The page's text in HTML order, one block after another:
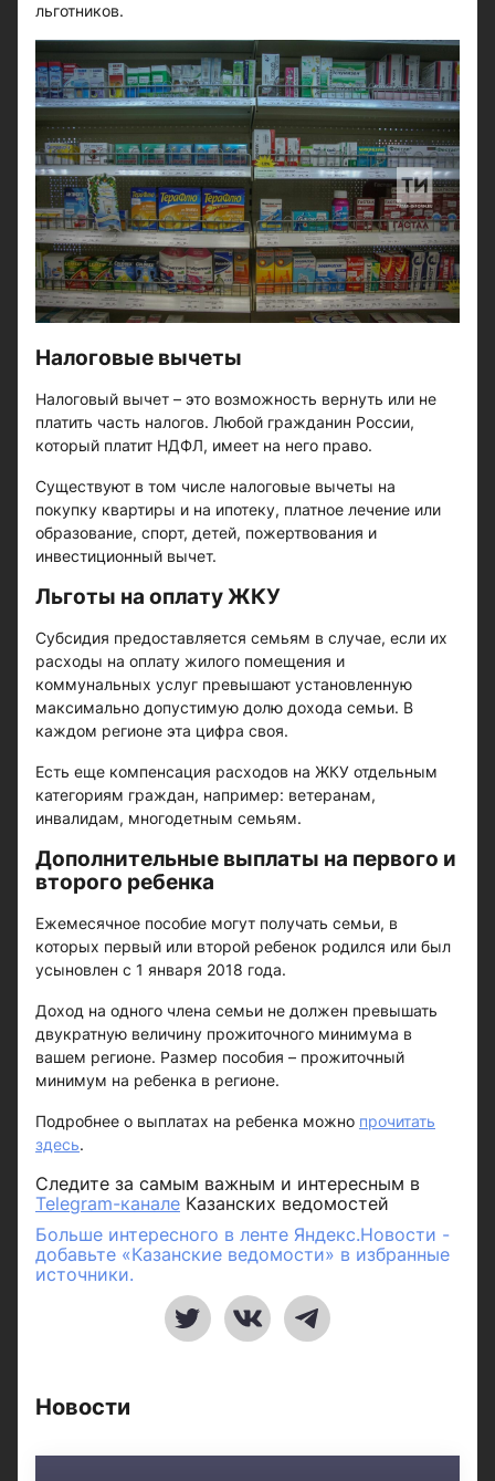
льготников.
Налоговые вычеты
Налоговый вычет – это возможность вернуть или не
платить часть налогов. Любой гражданин России,
который платит НДФЛ, имеет на него право.
Существуют в том числе налоговые вычеты на
покупку квартиры и на ипотеку, платное лечение или
образование, спорт, детей, пожертвования и
инвестиционный вычет.
Льготы на оплату ЖКУ
Субсидия предоставляется семьям в случае, если их
расходы на оплату жилого помещения и
коммунальных услуг превышают установленную
максимально допустимую долю дохода семьи. В
каждом регионе эта цифра своя.
Есть еще компенсация расходов на ЖКУ отдельным
категориям граждан, например: ветеранам,
инвалидам, многодетным семьям.
Дополнительные выплаты на первого и
второго ребенка
Ежемесячное пособие могут получать семьи, в
которых первый или второй ребенок родился или был
усыновлен с 1 января 2018 года.
Доход на одного члена семьи не должен превышать
двукратную величину прожиточного минимума в
вашем регионе. Размер пособия – прожиточный
минимум на ребенка в регионе.
Подробнее о выплатах на ребенка можно прочитать
здесь.
Следите за самым важным и интересным в
Telegram-канале Казанских ведомостей
Больше интересного в ленте Яндекс.Новости -
добавьте «Казанские ведомости» в избранные
источники.
Новости